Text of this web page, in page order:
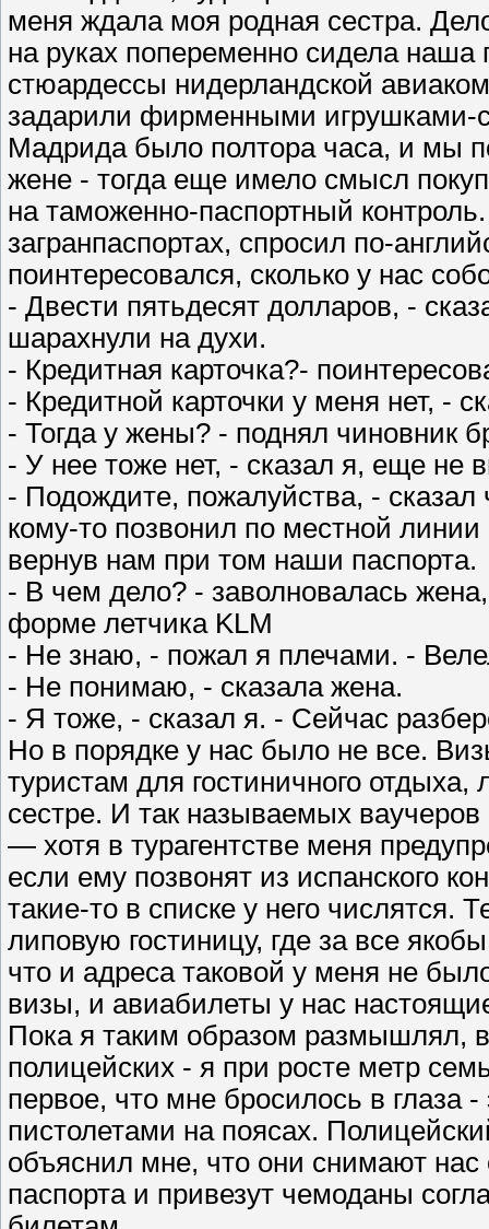
меня ждала моя родная сестра.
на руках попеременно сидела наша
стюардессы нидерландской
задарили фирменными игрушками-
Мадрида было полтора часа, и мы
жене - тогда еще имело смысл
на таможенно-паспортный
загранпаспортах, спросил по-
поинтересовался, сколько у нас
- Двести пятьдесят долларов, -
шарахнули на духи.
- Кредитная карточка?-
- Кредитной карточки у меня нет, -
- Тогда у жены? - поднял чиновник
- У нее тоже нет, - сказал я, еще не
- Подождите, пожалуйства, - сказал
кому-то позвонил по местной
вернув нам при том наши паспорта.
- В чем дело? - заволновалась
форме летчика KLM
- Не знаю, - пожал я плечами. -
- Не понимаю, - сказала жена.
- Я тоже, - сказал я. - Сейчас
Но в порядке у нас было не все.
туристам для гостиничного
сестре. И так называемых
— хотя в турагентстве меня
если ему позвонят из испанского
такие-то в списке у него числятся.
липовую гостиницу, где за все
что и адреса таковой у меня не
визы, и авиабилеты у нас
Пока я таким образом размышлял,
полицейских - я при росте метр
первое, что мне бросилось в глаза
пистолетами на поясах.
объяснил мне, что они снимают
паспорта и привезут чемоданы